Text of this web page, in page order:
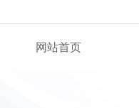
网站首页